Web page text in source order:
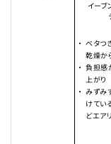
イーブ
ベタつ
乾燥か
負担感
上がり
みずみ
けてい
どエア